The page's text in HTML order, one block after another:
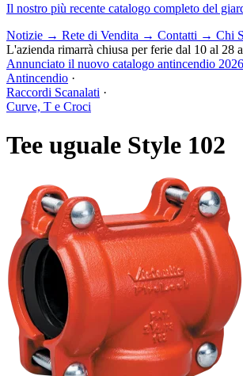
Il nostro più recente catalogo completo del
Notizie → Rete di Vendita → Contatti → Chi
L'azienda rimarrà chiusa per ferie dal 10 al 28
Annunciato il nuovo catalogo antincendio
Antincendio ·
Raccordi Scanalati ·
Curve, T e Croci
Tee uguale Style 102